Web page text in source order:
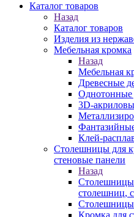
Каталог товаров
Назад
Каталог товаров
Изделия из
Мебельная кромка
Назад
Мебельная
Древесные
Однотонные
3D-
Клей-
Столешницы для
стеновые панели
Назад
Столешницы
столешниц,
Кромка для